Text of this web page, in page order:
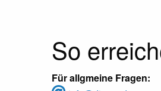
So
Für allgmeine Fragen: